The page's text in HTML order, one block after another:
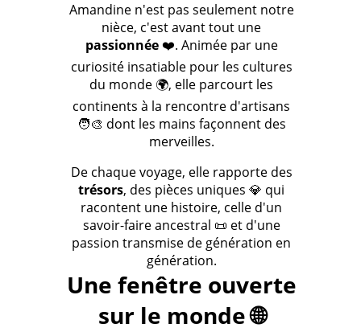
Amandine n'est pas seulement notre
nièce, c'est avant tout une
passionnée❤️. Animée par une
curiosité insatiable pour les cultures
du monde 🌍, elle parcourt les
continents à la rencontre d'artisans
🧑‍🎨 dont les mains façonnent des
merveilles.
De chaque voyage, elle rapporte des
trésors, des pièces uniques 💎 qui
racontent une histoire, celle d'un
savoir-faire ancestral 📜 et d'une
passion transmise de génération en
génération.
Une fenêtre ouverte
sur le monde 🌐